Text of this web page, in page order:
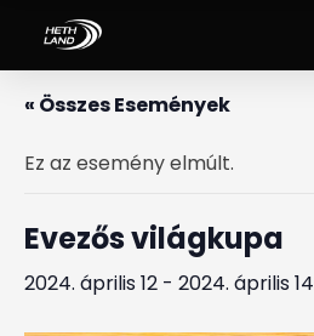
« Összes Események
Ez az esemény elmúlt.
Evezős világkupa
2024. április 12 - 2024. április 14